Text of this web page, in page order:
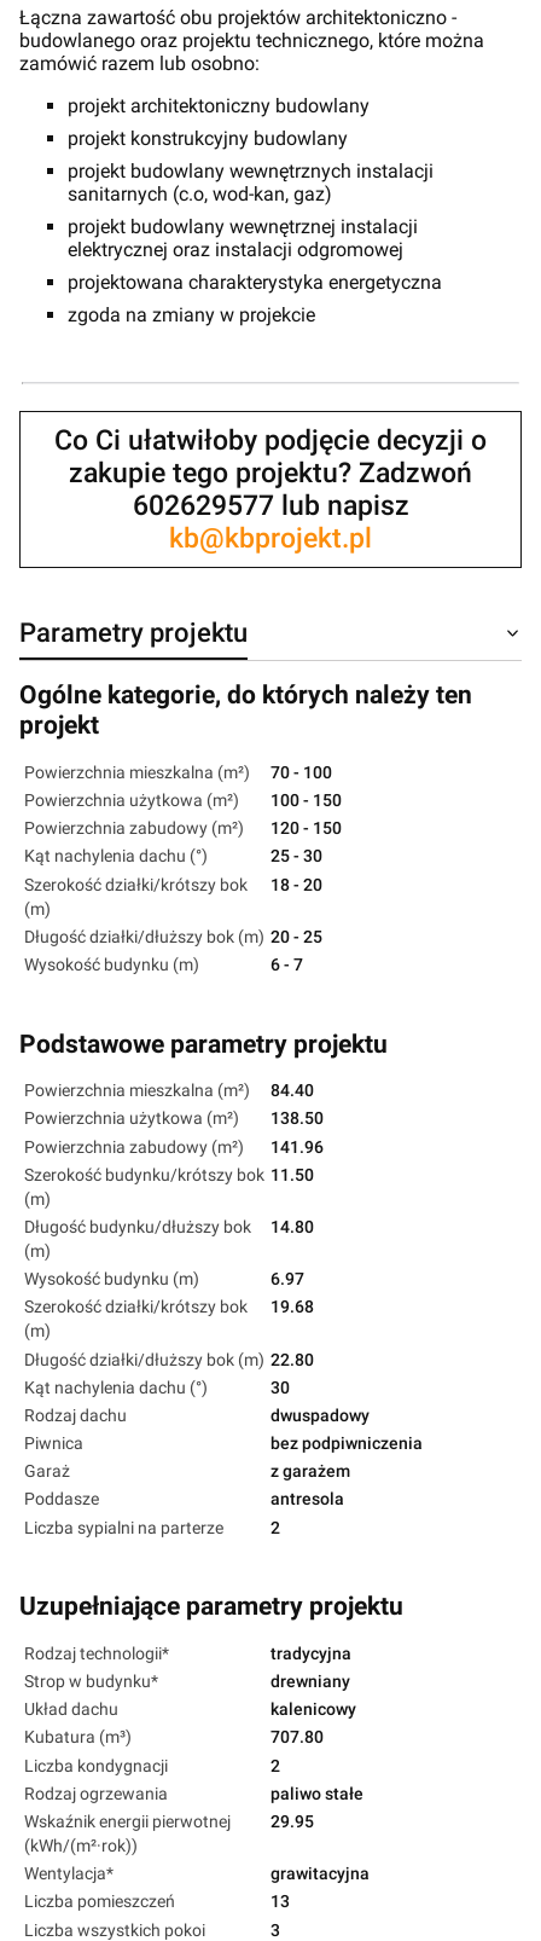
Łączna zawartość obu projektów architektoniczno -
budowlanego oraz projektu technicznego, które można
zamówić razem lub osobno:
projekt architektoniczny budowlany
projekt konstrukcyjny budowlany
projekt budowlany wewnętrznych instalacji
sanitarnych (c.o, wod-kan, gaz)
projekt budowlany wewnętrznej instalacji
elektrycznej oraz instalacji odgromowej
projektowana charakterystyka energetyczna
zgoda na zmiany w projekcie
Co Ci ułatwiłoby podjęcie decyzji o
zakupie tego projektu? Zadzwoń
602629577 lub napisz
kb@kbprojekt.pl
Parametry projektu
Ogólne kategorie, do których należy ten
projekt
Powierzchnia mieszkalna (m²)
70 - 100
Powierzchnia użytkowa (m²)
100 - 150
Powierzchnia zabudowy (m²)
120 - 150
Kąt nachylenia dachu (°)
25 - 30
Szerokość działki/krótszy bok
(m)
18 - 20
Długość działki/dłuższy bok (m) 20 - 25
Wysokość budynku (m)
6 - 7
Podstawowe parametry projektu
Powierzchnia mieszkalna (m²)
84.40
Powierzchnia użytkowa (m²)
138.50
Powierzchnia zabudowy (m²)
141.96
Szerokość budynku/krótszy bok
(m)
11.50
Długość budynku/dłuższy bok
(m)
14.80
Wysokość budynku (m)
6.97
Szerokość działki/krótszy bok
(m)
19.68
Długość działki/dłuższy bok (m) 22.80
Kąt nachylenia dachu (°)
30
Rodzaj dachu
dwuspadowy
Piwnica
bez podpiwniczenia
Garaż
z garażem
Poddasze
antresola
Liczba sypialni na parterze
2
Uzupełniające parametry projektu
Rodzaj technologii*
tradycyjna
Strop w budynku*
drewniany
Układ dachu
kalenicowy
Kubatura (m³)
707.80
Liczba kondygnacji
2
Rodzaj ogrzewania
paliwo stałe
Wskaźnik energii pierwotnej
(kWh/(m²·rok))
29.95
Wentylacja*
grawitacyjna
Liczba pomieszczeń
13
Liczba wszystkich pokoi
3